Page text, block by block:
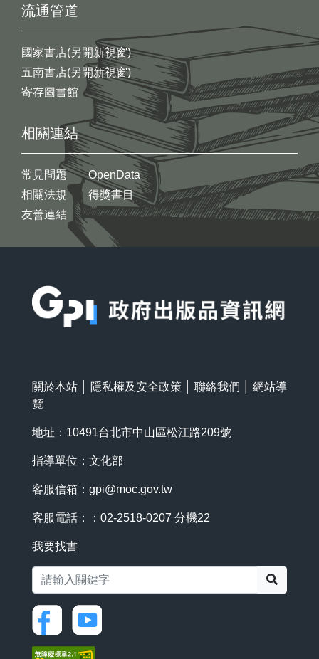
流通管道
國家書店(另開新視窗)
五南書店(另開新視窗)
寄存圖書館
相關連結
常見問題
相關法規
友善連結
OpenData
得獎書目
關於本站 隱私權及安全政策 聯絡我們
網站導
覽
地址：10491台北市中山區松江路209號
指導單位：文化部
客服信箱： gpi@moc.gov.tw
客服電話：：02-2518-0207 分機22
我要找書